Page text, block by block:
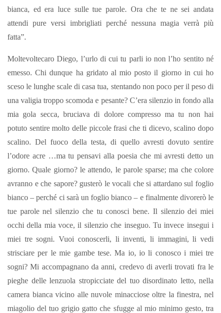
bianca, ed era luce sulle tue parole. Ora che te ne sei andata
attendi pure versi imbrigliati perché nessuna magia verrà più
fatta”.
Moltevoltecaro Diego, l’urlo di cui tu parli io non l’ho sentito né
emesso. Chi dunque ha gridato al mio posto il giorno in cui ho
sceso le lunghe scale di casa tua, stentando non poco per il peso di
una valigia troppo scomoda e pesante? C’era silenzio in fondo alla
mia gola secca, bruciava di dolore compresso ma tu non hai
potuto sentire molto delle piccole frasi che ti dicevo, scalino dopo
scalino. Del fuoco della testa, di quello avresti dovuto sentire
l’odore acre …ma tu pensavi alla poesia che mi avresti detto un
giorno. Quale giorno? le attendo, le parole sparse; ma che colore
avranno e che sapore? gusterò le vocali che si attardano sul foglio
bianco – perché ci sarà un foglio bianco – e finalmente divorerò le
tue parole nel silenzio che tu conosci bene. Il silenzio dei miei
occhi della mia voce, il silenzio che inseguo. Tu invece insegui i
miei tre sogni. Vuoi conoscerli, li inventi, li immagini, li vedi
strisciare per le mie gambe tese. Ma io, io li conosco i miei tre
sogni? Mi accompagnano da anni, credevo di averli trovati fra le
pieghe delle lenzuola stropicciate del tuo disordinato letto, nella
camera bianca vicino alle nuvole minacciose oltre la finestra, nel
miagolio del tuo grigio gatto che sfugge al mio minimo gesto, tra